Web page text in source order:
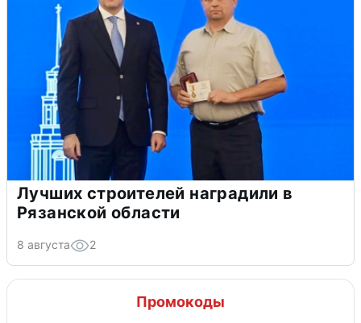
Лучших строителей наградили в
Рязанской области
8 августа 2
Промокоды